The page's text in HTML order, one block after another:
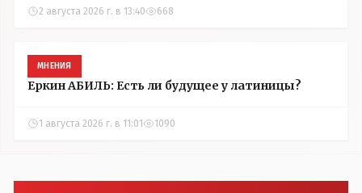
2 августа 2026 г. в 13:40 668
МНЕНИЯ
Еркин АБИЛЬ: Есть ли будущее у латиницы?
1 августа 2026 г. в 11:01 1090